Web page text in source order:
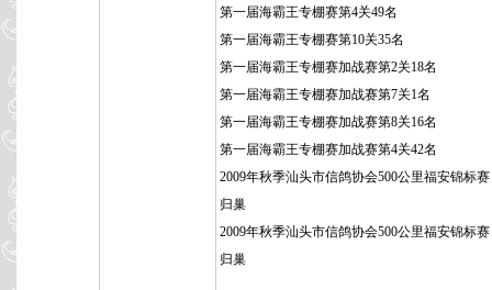
第一届海霸王专棚赛第4关49名
第一届海霸王专棚赛第10关35名
第一届海霸王专棚赛加战赛第2关18名
第一届海霸王专棚赛加战赛第7关1名
第一届海霸王专棚赛加战赛第8关16名
第一届海霸王专棚赛加战赛第4关42名
2009年秋季汕头市信鸽协会500公里福安锦标赛
归巢
2009年秋季汕头市信鸽协会500公里福安锦标赛
归巢